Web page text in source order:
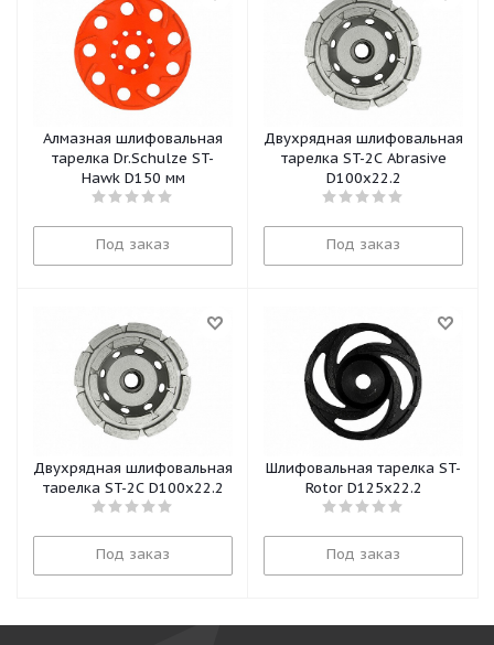
Алмазная шлифовальная
тарелка Dr.Schulze ST-
Hawk D150 мм
Под заказ
Двухрядная шлифовальная
тарелка ST-2C Abrasive
D100х22.2
Под заказ
Двухрядная шлифовальная
тарелка ST-2C D100х22.2
Под заказ
Шлифовальная тарелка ST-
Rotor D125х22.2
Под заказ